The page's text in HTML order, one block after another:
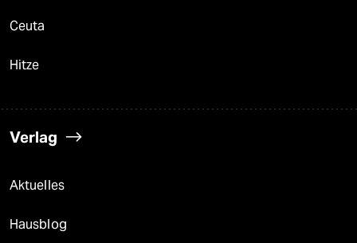
Ceuta
Hitze
Verlag
Aktuelles
Hausblog